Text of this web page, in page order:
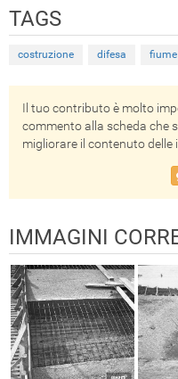
TAGS
costruzione difesa fiume
Il tuo contributo è molto
commento alla scheda che
migliorare il contenuto delle
IMMAGINI